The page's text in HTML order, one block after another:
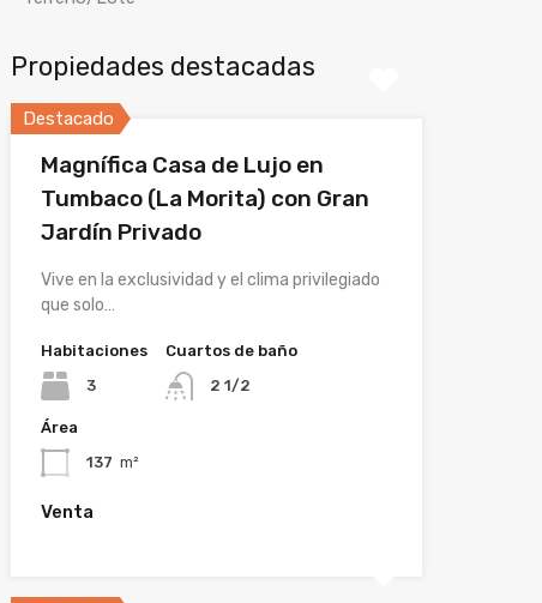
Propiedades destacadas
Destacado
Magnífica Casa de Lujo en
Tumbaco (La Morita) con Gran
Jardín Privado
Vive en la exclusividad y el clima privilegiado
que solo…
Habitaciones
3
Cuartos de baño
2 1/2
Área
137 m²
Venta